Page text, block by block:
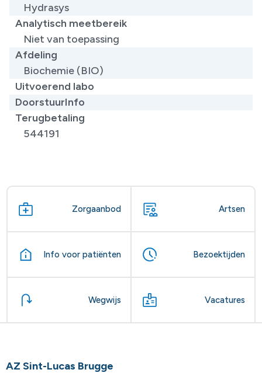
Hydrasys
Analytisch meetbereik
Niet van toepassing
Afdeling
Biochemie (BIO)
Uitvoerend labo
DoorstuurInfo
Terugbetaling
544191
Zorgaanbod Artsen
Info voor patiënten Bezoektijden
Wegwijs Vacatures
AZ Sint-Lucas Brugge